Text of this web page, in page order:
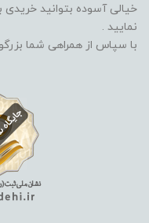
خیالی آسوده بتوانید
نمایید .
با سپاس از همراهی شما